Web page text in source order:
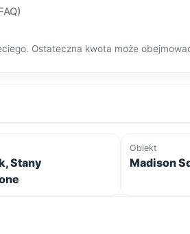
Ostateczna kwota może
Stany
Obiekt
Madison